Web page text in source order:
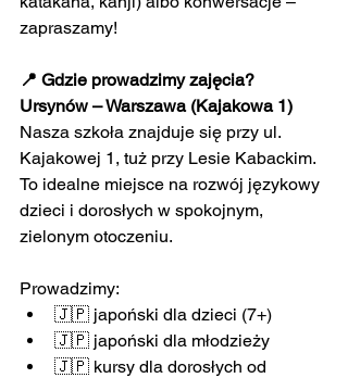
zapraszamy!
📍 Gdzie prowadzimy zajęcia?
Ursynów – Warszawa (Kajakowa 1)
Nasza szkoła znajduje się przy ul.
Kajakowej 1, tuż przy Lesie Kabackim.
To idealne miejsce na rozwój językowy
dzieci i dorosłych w spokojnym,
zielonym otoczeniu.
Prowadzimy:
🇯🇵 japoński dla dzieci (7+)
🇯🇵 japoński dla młodzieży
🇯🇵 kursy dla dorosłych od